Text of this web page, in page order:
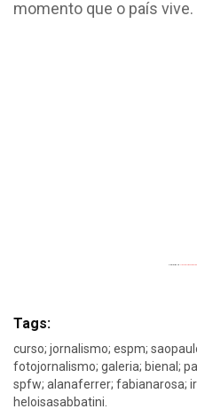
momento que o país vive.
Tags:
curso; jornalismo; espm;
fotojornalismo; galeria; bienal;
spfw; alanaferrer; fabianarosa;
heloisasabbatini.